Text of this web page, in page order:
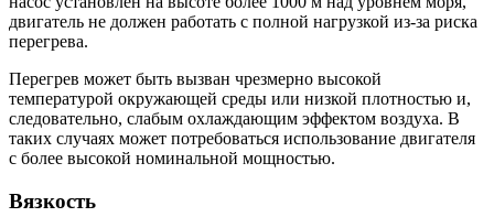
двигатель не должен работать с полной нагрузкой из-за риска
перегрева.
Перегрев может быть вызван чрезмерно высокой
температурой окружающей среды или низкой плотностью и,
следовательно, слабым охлаждающим эффектом воздуха. В
таких случаях может потребоваться использование двигателя
с более высокой номинальной мощностью.
Вязкость